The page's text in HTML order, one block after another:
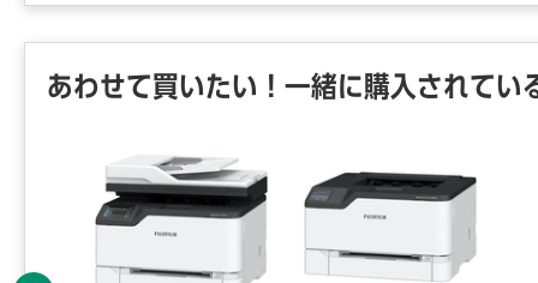
あわせて買いたい！一緒に購入されてい